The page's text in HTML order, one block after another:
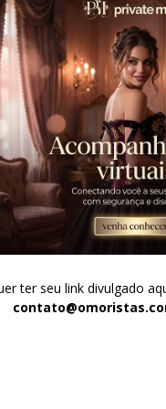
ter seu link divulgado